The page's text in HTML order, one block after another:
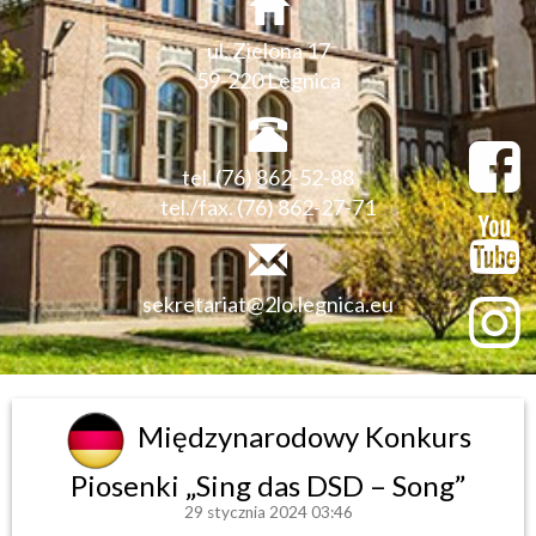
ul. Zielona 17
59-220 Legnica
tel. (76) 862-52-88
tel./fax. (76) 862-27-71
sekretariat@2lo.legnica.eu
Międzynarodowy Konkurs
Piosenki „Sing das DSD – Song”
29 stycznia 2024 03:46